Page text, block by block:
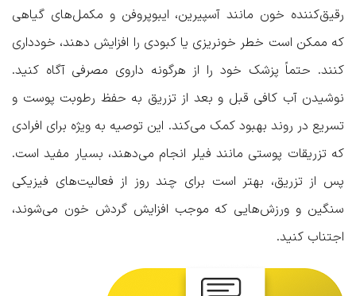
رقیق‌کننده خون مانند آسپیرین، ایبوپروفن و مکمل‌های گیاهی
که ممکن است خطر خونریزی یا کبودی را افزایش دهند، خودداری
کنند. حتماً پزشک خود را از هرگونه داروی مصرفی آگاه کنید.
نوشیدن آب کافی قبل و بعد از تزریق به حفظ رطوبت پوست و
تسریع در روند بهبود کمک می‌کند. این توصیه به ویژه برای افرادی
که تزریقات پوستی مانند فیلر انجام می‌دهند، بسیار مفید است.
پس از تزریق، بهتر است برای چند روز از فعالیت‌های فیزیکی
سنگین و ورزش‌هایی که موجب افزایش گردش خون می‌شوند،
اجتناب کنید.